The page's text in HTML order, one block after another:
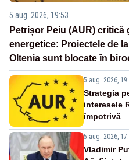
5 aug. 2026, 19:53
Petrișor Peiu (AUR) critică
energetice: Proiectele de
Oltenia sunt blocate în
5 aug. 2026,
Strategia
interesele
împotrivă
5 aug. 2026,
Vladimir